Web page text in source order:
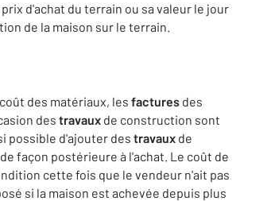
d'achat du terrain ou sa valeur le jour
de la maison sur le terrain.
des matériaux, les factures des
des travaux de construction sont
possible d'ajouter des travaux de
façon postérieure à l'achat. Le coût de
cette fois que le vendeur n'ait pas
si la maison est achevée depuis plus